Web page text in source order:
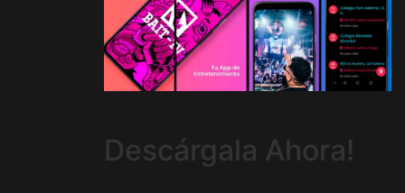
Descárgala Ahora!